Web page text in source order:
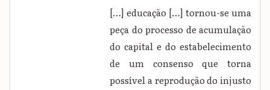
[…] educação […] tornou-se uma
peça do processo de acumulação
do capital e do estabelecimento
de um consenso que torna
possível a reprodução do injusto